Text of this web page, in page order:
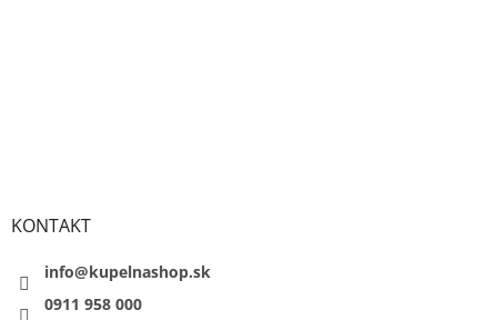
KONTAKT
info@kupelnashop.sk
0911 958 000